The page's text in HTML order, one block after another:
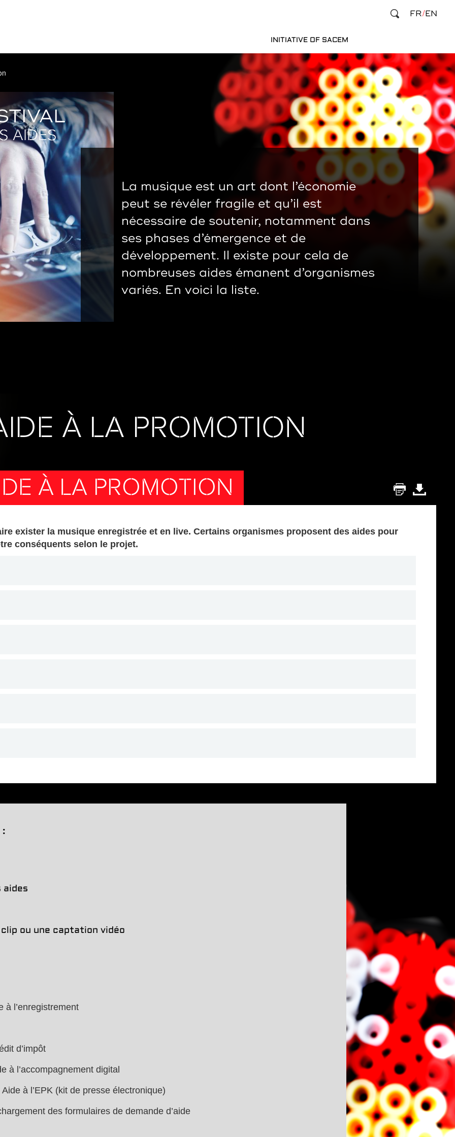
INITIATIVE OF SACEM
FR EN
AIDES
La musique est un art dont l’économie
peut se révéler fragile et qu’il est
nécessaire de soutenir, notamment dans
ses phases d’émergence et de
développement. Il existe pour cela de
nombreuses aides émanent d’organismes
variés. En voici la liste.
À LA PROMOTION
À LA PROMOTION
exister la musique enregistrée et en live. Certains organismes proposent des aides pour
conséquents selon le projet.
aides
ou une captation vidéo
à l’enregistrement
d’impôt
à l’accompagnement digital
à l’EPK (kit de presse électronique)
des formulaires de demande d’aide